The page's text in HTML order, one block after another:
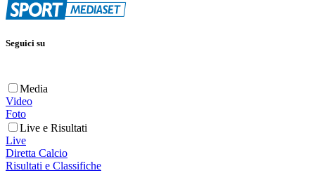
Seguici su
Media
Video
Foto
Live e Risultati
Live
Diretta Calcio
Risultati e Classifiche